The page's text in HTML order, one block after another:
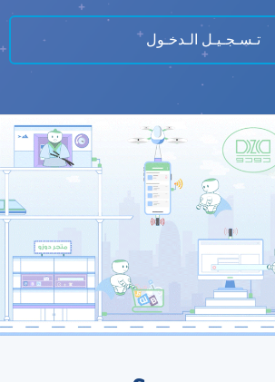
تـسـجـيـل الـدخـول